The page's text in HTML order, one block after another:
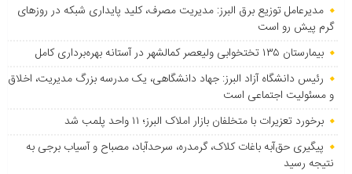
مدیرعامل توزیع برق البرز: مدیریت مصرف، کلید پایداری شبکه در روزهای
گرم پیش رو است
بیمارستان ۱۳۵ تختخوابی ولیعصر کمالشهر در آستانه بهره‌برداری کامل
رئیس دانشگاه آزاد البرز: جهاد دانشگاهی، یک مدرسه بزرگ مدیریت، اخلاق
و مسئولیت اجتماعی است
برخورد تعزیرات با متخلفان بازار املاک البرز؛ ۱۱ واحد پلمب شد
پیگیری حق‌آبه باغات کلاک، گرمدره، سرحدآباد، مصباح و آسیاب برجی به
نتیجه رسید